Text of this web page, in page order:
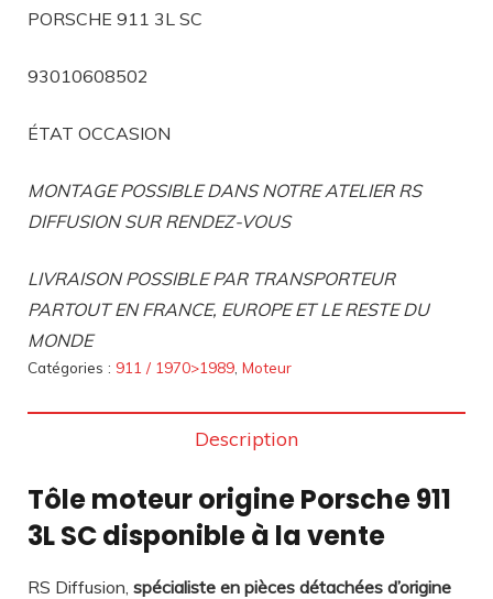
PORSCHE 911 3L SC
93010608502
ÉTAT OCCASION
MONTAGE POSSIBLE DANS NOTRE ATELIER RS
DIFFUSION SUR RENDEZ-VOUS
LIVRAISON POSSIBLE PAR TRANSPORTEUR
PARTOUT EN FRANCE, EUROPE ET LE RESTE DU
MONDE
Catégories : 911 / 1970>1989 Moteur
Description
Tôle moteur origine Porsche 911
3L SC disponible à la vente
RS Diffusion, spécialiste en pièces détachées d’origine